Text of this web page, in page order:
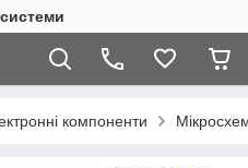
компоненти